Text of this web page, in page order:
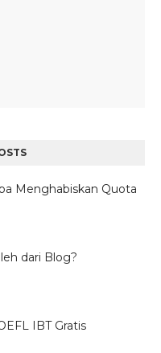
Menghabiskan Quota
dari Blog?
IBT Gratis